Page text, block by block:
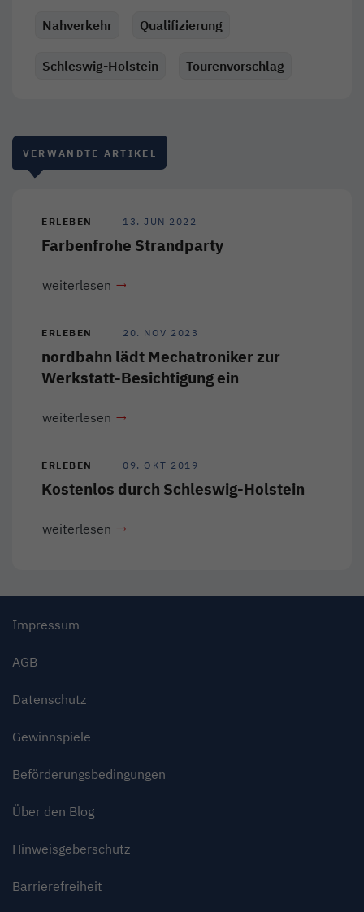
Nahverkehr Qualifizierung
Schleswig-Holstein Tourenvorschlag
VERWANDTE ARTIKEL
ERLEBEN 13. JUN 2022
Farbenfrohe Strandparty
weiterlesen
ERLEBEN 20. NOV 2023
nordbahn lädt Mechatroniker zur
Werkstatt-Besichtigung ein
weiterlesen
ERLEBEN 09. OKT 2019
Kostenlos durch Schleswig-Holstein
weiterlesen
Impressum
AGB
Datenschutz
Gewinnspiele
Beförderungsbedingungen
Über den Blog
Hinweisgeberschutz
Barrierefreiheit